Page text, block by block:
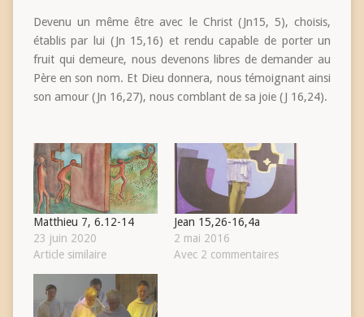
Devenu un même être avec le Christ (Jn15, 5), choisis,
établis par lui (Jn 15,16) et rendu capable de porter un
fruit qui demeure, nous devenons libres de demander au
Père en son nom. Et Dieu donnera, nous témoignant ainsi
son amour (Jn 16,27), nous comblant de sa joie (J 16,24).
Matthieu 7, 6.12-14
23 juin 2020
Article similaire
Jean 15,26-16,4a
2 mai 2016
Avec 2 commentaires